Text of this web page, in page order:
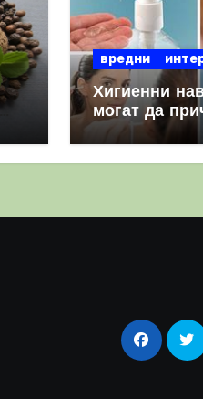
вредни
Хигиенни
могат да
повече
полза